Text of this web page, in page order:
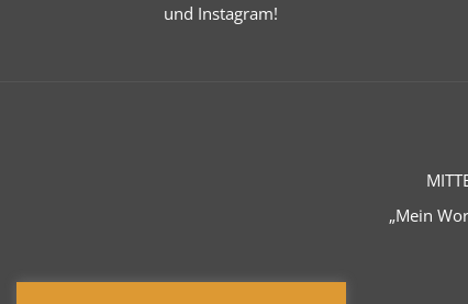
und Instagram!
„Mein